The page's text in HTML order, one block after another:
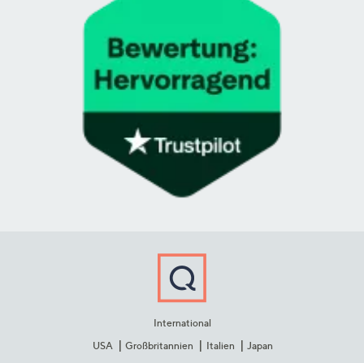
International
USA
Großbritannien Italien Japan